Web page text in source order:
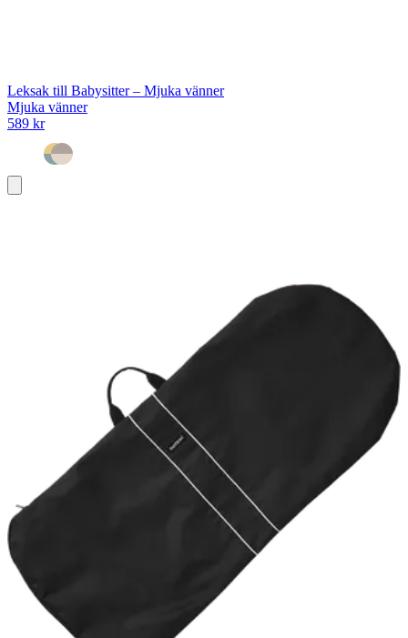
Leksak till Babysitter – Mjuka vänner
Mjuka vänner
589 kr
i